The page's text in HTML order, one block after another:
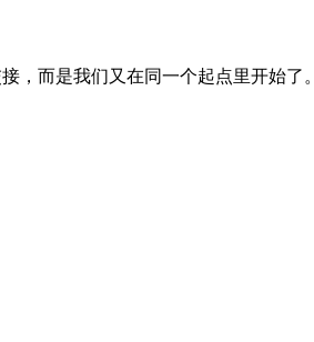
，而是我们又在同一个起点里开始了。